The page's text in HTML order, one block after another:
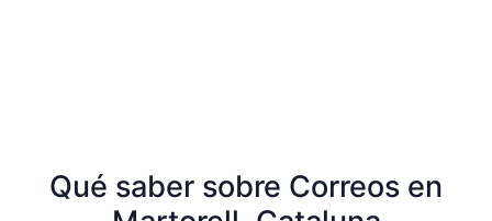
Qué saber sobre Correos en